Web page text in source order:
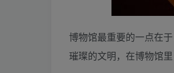
博物馆最重要的一点在
璀璨的文明，在博物馆